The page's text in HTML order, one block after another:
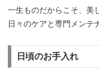
一生ものだからこそ、美
日々のケアと専門メンテ
日頃のお手入れ